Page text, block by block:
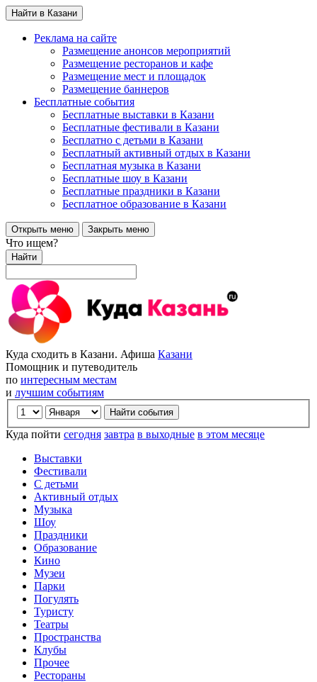
Найти в Казани
Реклама на сайте
Размещение анонсов мероприятий
Размещение ресторанов и кафе
Размещение мест и площадок
Размещение баннеров
Бесплатные события
Бесплатные выставки в Казани
Бесплатные фестивали в Казани
Бесплатно с детьми в Казани
Бесплатный активный отдых в Казани
Бесплатная музыка в Казани
Бесплатные шоу в Казани
Бесплатные праздники в Казани
Бесплатное образование в Казани
Открыть меню Закрыть меню
Что ищем?
Найти
Куда сходить в Казани. Афиша Казани
Помощник и путеводитель
по интересным местам
и лучшим событиям
Куда пойти сегодня завтра в выходные в этом месяце
Выставки
Фестивали
С детьми
Активный отдых
Музыка
Шоу
Праздники
Образование
Кино
Музеи
Парки
Погулять
Туристу
Театры
Пространства
Клубы
Прочее
Рестораны